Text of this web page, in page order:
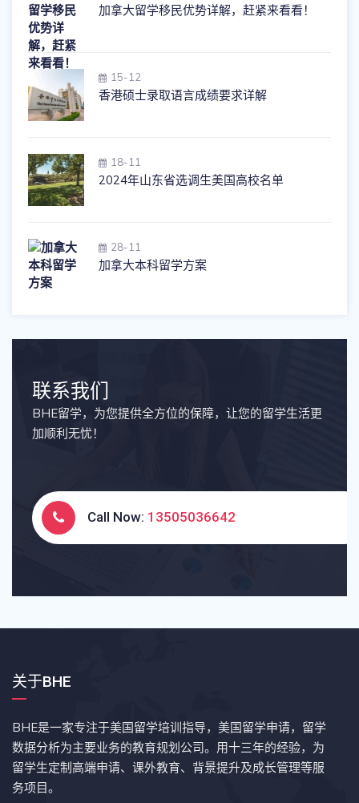
加拿大留学移民优势详解，赶紧来看看！
15-12
香港硕士录取语言成绩要求详解
18-11
2024年山东省选调生美国高校名单
28-11
加拿大本科留学方案
联系我们
BHE留学，为您提供全方位的保障，让您的留学生活更
加顺利无忧！
Call Now: 13505036642
关于BHE
BHE是一家专注于美国留学培训指导，美国留学申请，留学
数据分析为主要业务的教育规划公司。用十三年的经验，为
留学生定制高端申请、课外教育、背景提升及成长管理等服
务项目。